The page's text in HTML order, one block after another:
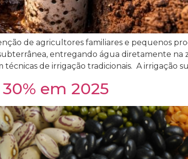
de agricultores familiares e pequenos
entregando água diretamente na
de irrigação tradicionais. A irrigação
em 2025